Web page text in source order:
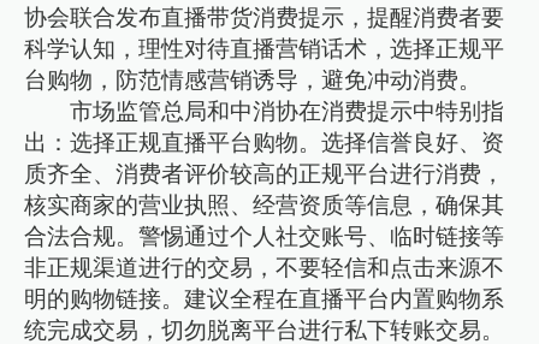
协会联合发布直播带货消费提示，提醒消费者要
科学认知，理性对待直播营销话术，选择正规平
台购物，防范情感营销诱导，避免冲动消费。
市场监管总局和中消协在消费提示中特别指
出：选择正规直播平台购物。选择信誉良好、资
质齐全、消费者评价较高的正规平台进行消费，
核实商家的营业执照、经营资质等信息，确保其
合法合规。警惕通过个人社交账号、临时链接等
非正规渠道进行的交易，不要轻信和点击来源不
明的购物链接。建议全程在直播平台内置购物系
统完成交易，切勿脱离平台进行私下转账交易。